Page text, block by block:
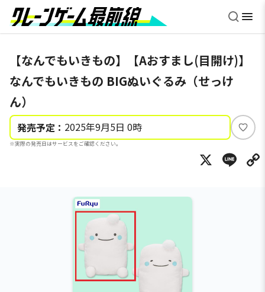
【なんでもいきもの】【Aおすまし(目開け)】
なんでもいきもの BIGぬいぐるみ（せっけ
ん）
発売予定： 2025年9月5日 0時
※実際の発売日はサービスをご確認ください。
い
ね
X